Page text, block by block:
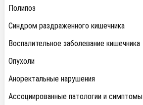
Полипоз
Синдром раздраженного кишечника
Воспалительное заболевание кишечника
Опухоли
Аноректальные нарушения
Ассоциированные патологии и симптомы